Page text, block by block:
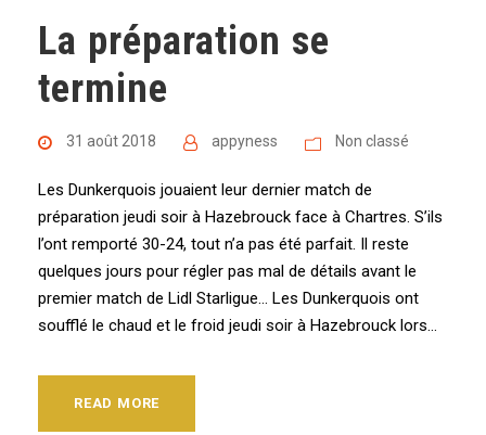
La préparation se
termine
31 août 2018 appyness Non classé
Les Dunkerquois jouaient leur dernier match de
préparation jeudi soir à Hazebrouck face à Chartres. S’ils
l’ont remporté 30-24, tout n’a pas été parfait. Il reste
quelques jours pour régler pas mal de détails avant le
premier match de Lidl Starligue… Les Dunkerquois ont
soufflé le chaud et le froid jeudi soir à Hazebrouck lors...
READ MORE